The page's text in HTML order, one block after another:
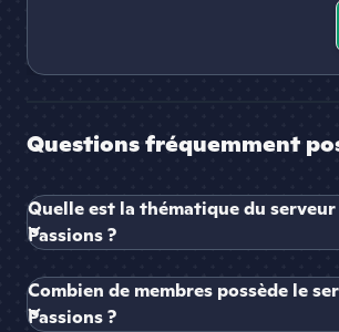
Questions fréquemment
Quelle est la thématique du serveur
Passions ?
Combien de membres possède le
Passions ?